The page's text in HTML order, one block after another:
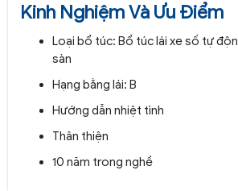
Kinh Nghiệm Và Ưu Điểm
Loại bổ túc: Bổ túc lái xe số tự
sàn
Hạng bằng lái: B
Hướng dẫn nhiệt tình
Thân thiện
10 năm trong nghề